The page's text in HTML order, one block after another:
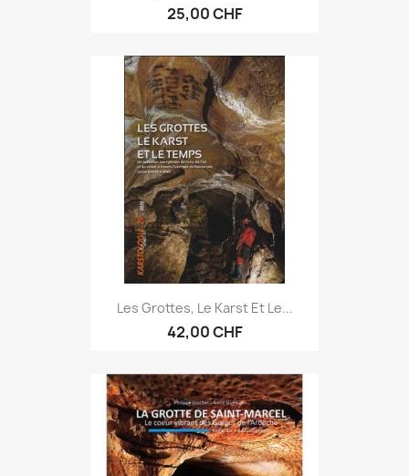
25,00 CHF
Les Grottes, Le Karst Et Le...
42,00 CHF